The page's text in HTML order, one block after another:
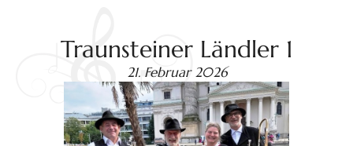
Traunsteiner Ländler 1
21. Februar 2026